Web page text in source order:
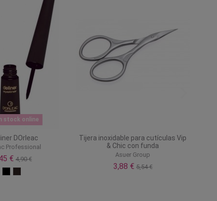
stock online
DOrleac
Professional
€ 4,90 €
Tijera inoxidable para cutículas Vip
& Chic con funda
Asuer Group
3,88 € 5,54 €